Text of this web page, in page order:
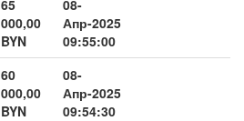
65
000,00
BYN
08-
Апр-2025
09:55:00
60
000,00
BYN
08-
Апр-2025
09:54:30